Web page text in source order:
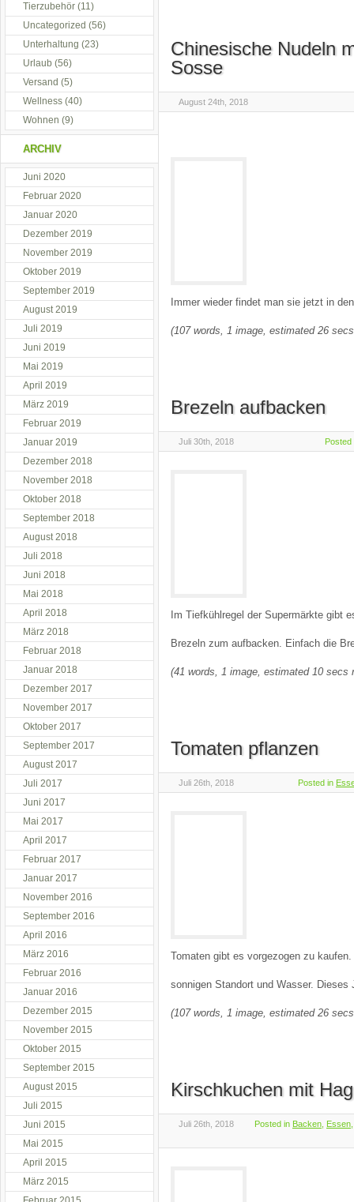
Chinesische Nudeln
Sosse
August 24th, 2018
Immer wieder findet man sie jetzt in
(107 words, 1 image, estimated 26
Brezeln aufbacken
Juli 30th, 2018
Im Tiefkühlregel der Supermärkte gibt
Brezeln zum aufbacken. Einfach die
(41 words, 1 image, estimated 10 secs
Tomaten pflanzen
Juli 26th, 2018 Posted in
Tomaten gibt es vorgezogen zu
sonnigen Standort und Wasser.
(107 words, 1 image, estimated 26
Kirschkuchen mit
Juli 26th, 2018 Posted in Backen Essen
Tierzubehör (11)
Uncategorized (56)
Unterhaltung (23)
Urlaub (56)
Versand (5)
Wellness (40)
Wohnen (9)
ARCHIV
Juni 2020
Februar 2020
Januar 2020
Dezember 2019
November 2019
Oktober 2019
September 2019
August 2019
Juli 2019
Juni 2019
Mai 2019
April 2019
März 2019
Februar 2019
Januar 2019
Dezember 2018
November 2018
Oktober 2018
September 2018
August 2018
Juli 2018
Juni 2018
Mai 2018
April 2018
März 2018
Februar 2018
Januar 2018
Dezember 2017
November 2017
Oktober 2017
September 2017
August 2017
Juli 2017
Juni 2017
Mai 2017
April 2017
Februar 2017
Januar 2017
November 2016
September 2016
April 2016
März 2016
Februar 2016
Januar 2016
Dezember 2015
November 2015
Oktober 2015
September 2015
August 2015
Juli 2015
Juni 2015
Mai 2015
April 2015
März 2015